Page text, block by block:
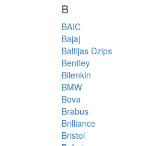
B
BAIC
Bajaj
Baltijas Dzips
Bentley
Bilenkin
BMW
Bova
Brabus
Brilliance
Bristol